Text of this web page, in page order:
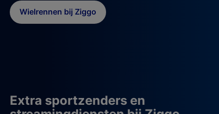
Wielrennen bij Ziggo
Extra sportzenders en